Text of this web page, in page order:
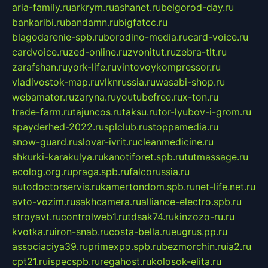
aria-family.ruarkrym.ruashanet.rubelgorod-day.ru
bankaribi.rubandamn.rubigfatcc.ru
blagodarenie-spb.ruborodino-media.rucard-voice.ru
cardvoice.ruzed-online.ruzvonitut.ruzebra-tlt.ru
zarafshan.ruyork-life.ruvintovoykompressor.ru
vladivostok-map.ruvlknrussia.ruwasabi-shop.ru
webamator.ruzaryna.ruyoutubefree.rux-ton.ru
trade-farm.rutajuncos.rutaksu.rutor-lyubov-i-grom.ru
spayderhed-2022.rusplclub.rustoppamedia.ru
snow-guard.ruslovar-ivrit.rucleanmedicine.ru
shkurki-karakulya.rukanotiforet.spb.rututmassage.ru
ecolog.org.rupraga.spb.rufalcorussia.ru
autodoctorservis.rukamertondom.spb.runet-life.net.ru
avto-vozim.rusakhcamera.rualliance-electro.spb.ru
stroyavt.rucontrolweb1.rutdsak74.rukinzozo-ru.ru
kvotka.ruiron-snab.rucosta-bella.rueugrus.pp.ru
associaciya39.ruprimexpo.spb.rubezmorchin.ruia2.ru
cpt21.ruispecspb.ruregahost.rukolosok-elita.ru